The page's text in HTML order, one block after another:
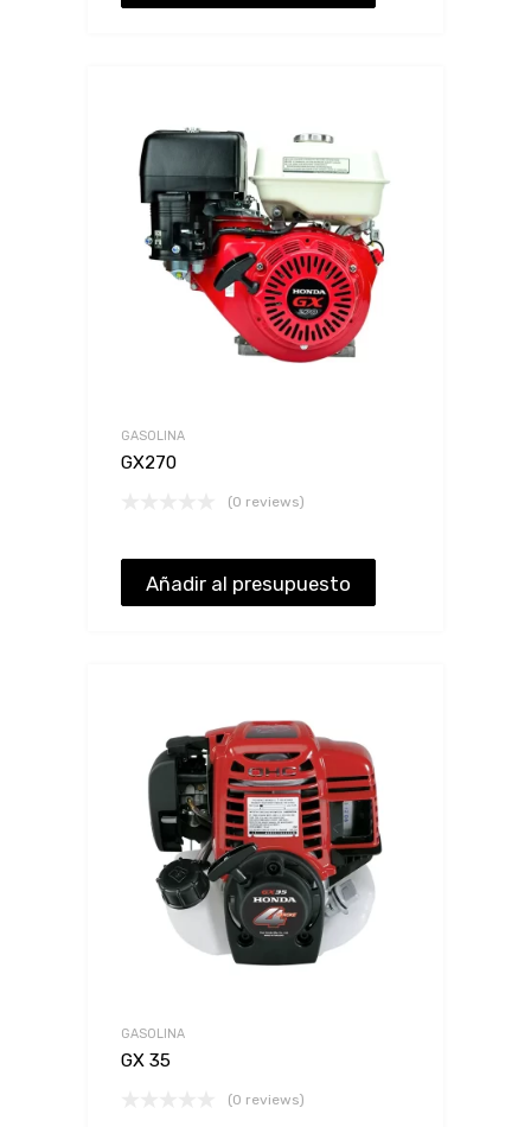
GASOLINA
GX270
(0 reviews)
Añadir al presupuesto
GASOLINA
GX 35
(0 reviews)